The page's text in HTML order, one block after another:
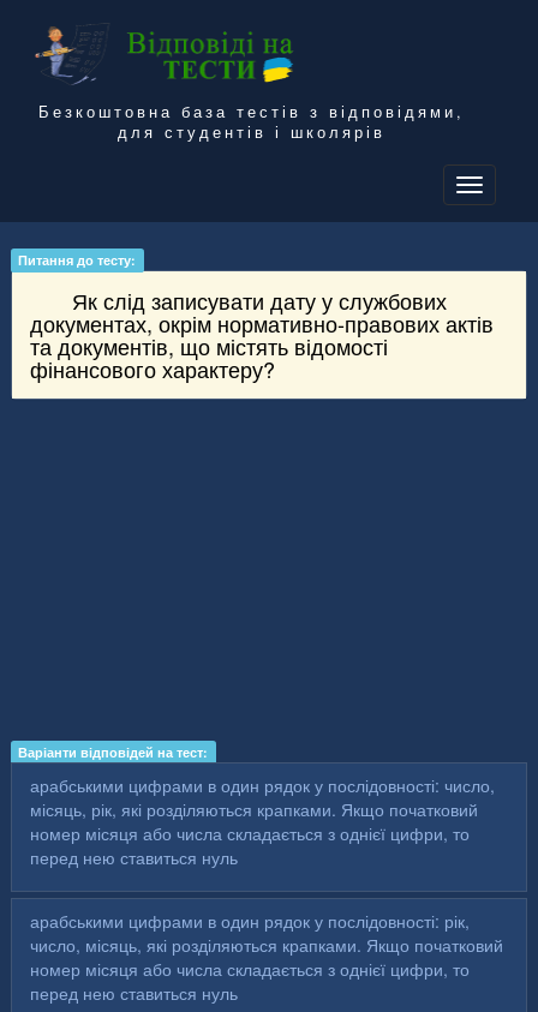
Безкоштовна база тестів з відповідями,
для студентів і школярів
Питання до тесту:
Як слід записувати дату у службових
документах, окрім нормативно-правових актів
та документів, що містять відомості
фінансового характеру?
Варіанти відповідей на тест:
арабськими цифрами в один рядок у послідовності: число,
місяць, рік, які розділяються крапками. Якщо початковий
номер місяця або числа складається з однієї цифри, то
перед нею ставиться нуль
арабськими цифрами в один рядок у послідовності: рік,
число, місяць, які розділяються крапками. Якщо початковий
номер місяця або числа складається з однієї цифри, то
перед нею ставиться нуль